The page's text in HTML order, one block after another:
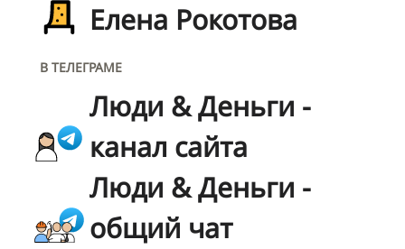
Елена Рокотова
В ТЕЛЕГРАМЕ
Люди & Деньги -
канал сайта
Люди & Деньги -
общий чат